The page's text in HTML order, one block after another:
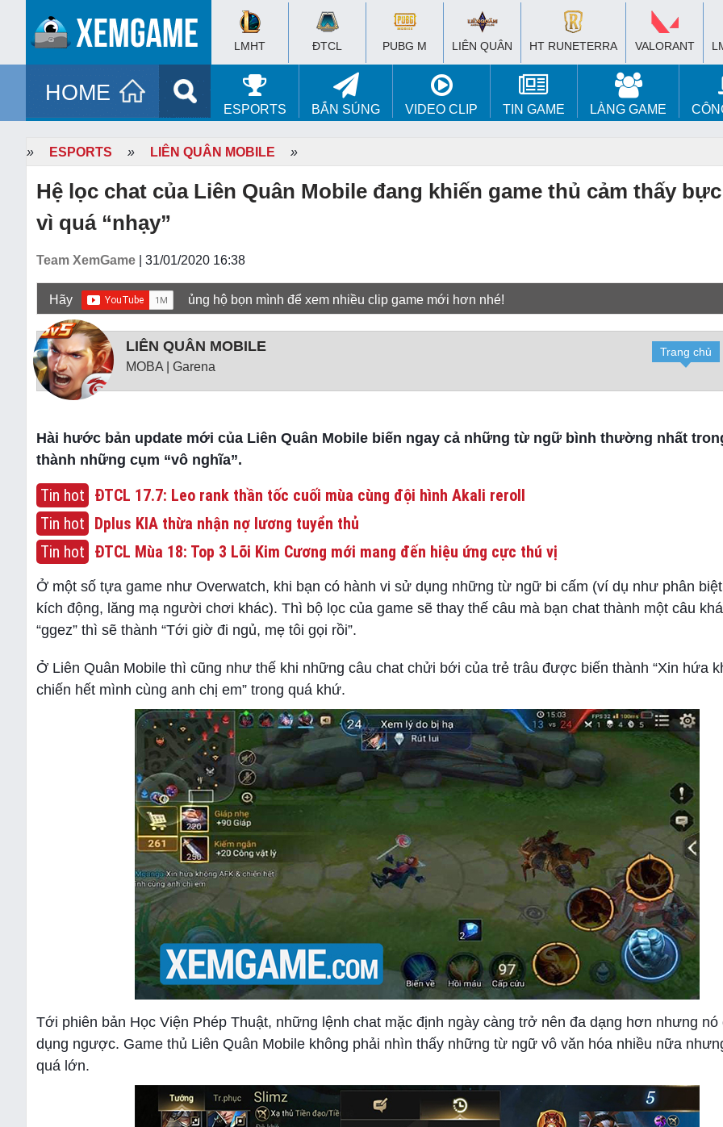
LMHT ĐTCL PUBG M LIÊN QUÂN HT RUNETERRA VALORANT
HOME
ESPORTS BẮN SÚNG VIDEO CLIP TIN GAME LÀNG GAME
» ESPORTS » LIÊN QUÂN MOBILE »
Hệ lọc chat của Liên Quân Mobile đang khiến game thủ cảm thấy
vì quá “nhạy”
Team XemGame | 31/01/2020 16:38
Hãy ủng hộ bọn mình để xem nhiều clip game mới hơn nhé!
LIÊN QUÂN MOBILE
MOBA | Garena
Trang chủ
Hài hước bản update mới của Liên Quân Mobile biến ngay cả những từ ngữ bình thường nhất
thành những cụm “vô nghĩa”.
Tin hot ĐTCL 17.7: Leo rank thần tốc cuối mùa cùng đội hình Akali reroll
Tin hot Dplus KIA thừa nhận nợ lương tuyển thủ
Tin hot ĐTCL Mùa 18: Top 3 Lõi Kim Cương mới mang đến hiệu ứng cực thú vị
Ở một số tựa game như Overwatch, khi bạn có hành vi sử dụng những từ ngữ bi cấm (ví dụ như phân
kích động, lăng mạ người chơi khác). Thì bộ lọc của game sẽ thay thế câu mà bạn chat thành một câu
“ggez” thì sẽ thành “Tới giờ đi ngủ, mẹ tôi gọi rồi”.
Ở Liên Quân Mobile thì cũng như thế khi những câu chat chửi bới của trẻ trâu được biến thành “Xin hứa
chiến hết mình cùng anh chị em” trong quá khứ.
Tới phiên bản Học Viện Phép Thuật, những lệnh chat mặc định ngày càng trở nên đa dạng hơn nhưng nó
dụng ngược. Game thủ Liên Quân Mobile không phải nhìn thấy những từ ngữ vô văn hóa nhiều nữa
quá lớn.